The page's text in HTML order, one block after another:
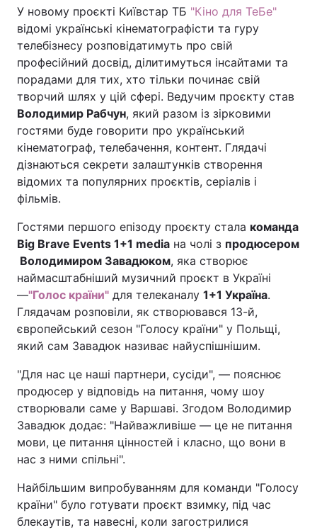
У новому проєкті Київстар ТБ "Кіно для ТеБе"
відомі українські кінематографісти та гуру
телебізнесу розповідатимуть про свій
професійний досвід, ділитимуться інсайтами та
порадами для тих, хто тільки починає свій
творчий шлях у цій сфері. Ведучим проєкту став
Володимир Рабчун, який разом із зірковими
гостями буде говорити про український
кінематограф, телебачення, контент. Глядачі
дізнаються секрети залаштунків створення
відомих та популярних проєктів, серіалів і
фільмів.
Гостями першого епізоду проєкту стала команда
Big Brave Events 1+1 media на чолі з продюсером
Володимиром Завадюком, яка створює
наймасштабніший музичний проєкт в Україні
—"Голос країни" для телеканалу 1+1 Україна.
Глядачам розповіли, як створювався 13-й,
європейський сезон "Голосу країни" у Польщі,
який сам Завадюк називає найуспішнішим.
"Для нас це наші партнери, сусіди", — пояснює
продюсер у відповідь на питання, чому шоу
створювали саме у Варшаві. Згодом Володимир
Завадюк додає: "Найважливіше — це не питання
мови, це питання цінностей і класно, що вони в
нас з ними спільні".
Найбільшим випробуванням для команди "Голосу
країни" було готувати проєкт взимку, під час
блекаутів, та навесні, коли загострилися